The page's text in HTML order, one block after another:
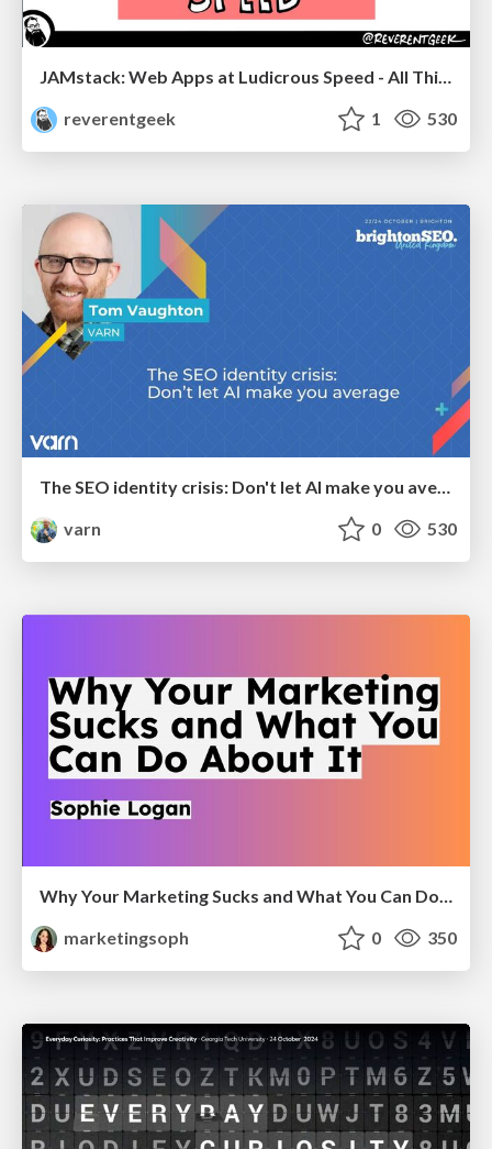
JAMstack: Web Apps at Ludicrous Speed - All Things Open 2022
reverentgeek
1 530
The SEO identity crisis: Don't let AI make you average
varn
0 530
Why Your Marketing Sucks and What You Can Do About It - Sophie Logan
marketingsoph
0 350